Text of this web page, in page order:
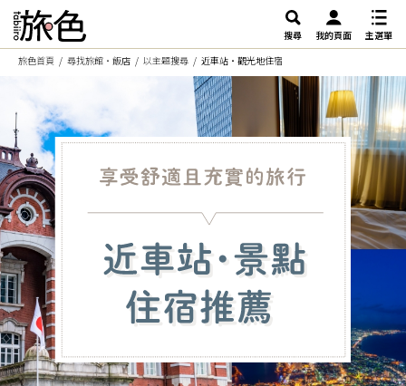
搜尋 我的頁面
主選單
旅色首頁
尋找旅館・飯店 以主題搜尋 近車站・觀光地住宿